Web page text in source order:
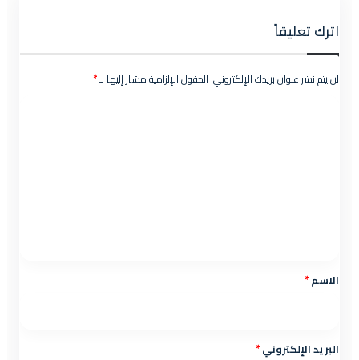
اترك تعليقاً
لن يتم نشر عنوان بريدك الإلكتروني. الحقول الإلزامية مشار إليها بـ*
*الاسم*
البريد الإلكتروني*